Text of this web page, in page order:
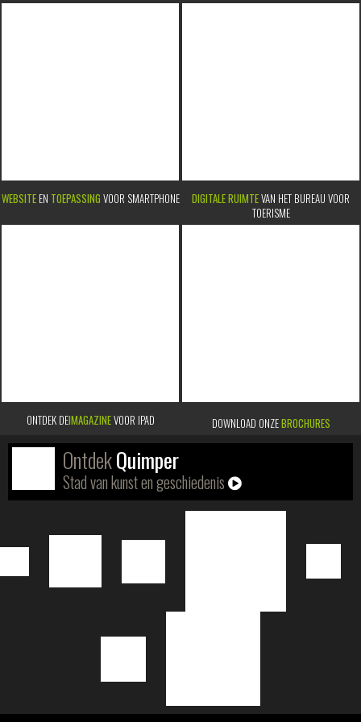
WEBSITEEN TOEPASSING VOOR SMARTPHONE DIGITALE RUIMTEVAN HET BUREAU VOOR
TOERISME
ONTDEK DEIMAGAZINEVOOR IPAD DOWNLOAD ONZEBROCHURES
OntdekQuimper
Stad van kunst en geschiedenis